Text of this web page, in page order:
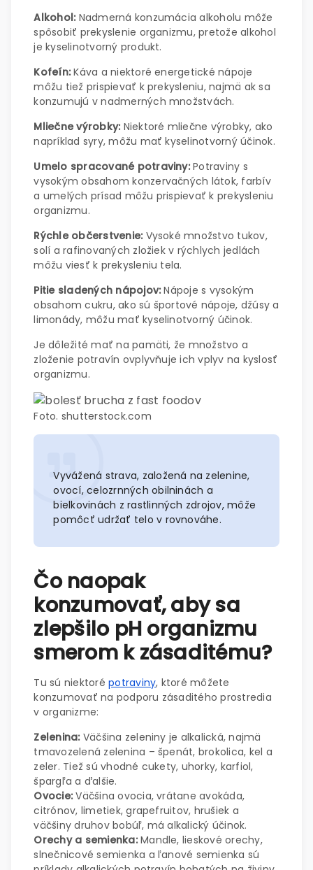
Alkohol: Nadmerná konzumácia alkoholu môže
spôsobiť prekyslenie organizmu, pretože alkohol
je kyselinotvorný produkt.
Kofeín: Káva a niektoré energetické nápoje
môžu tiež prispievať k prekysleniu, najmä ak sa
konzumujú v nadmerných množstvách.
Mliečne výrobky: Niektoré mliečne výrobky, ako
napríklad syry, môžu mať kyselinotvorný účinok.
Umelo spracované potraviny:Potraviny s
vysokým obsahom konzervačných látok, farbív
a umelých prísad môžu prispievať k prekysleniu
organizmu.
Rýchle občerstvenie: Vysoké množstvo tukov,
solí a rafinovaných zložiek v rýchlych jedlách
môžu viesť k prekysleniu tela.
Pitie sladených nápojov: Nápoje s vysokým
obsahom cukru, ako sú športové nápoje, džúsy a
limonády, môžu mať kyselinotvorný účinok.
Je dôležité mať na pamäti, že množstvo a
zloženie potravín ovplyvňuje ich vplyv na kyslosť
organizmu.
Foto. shutterstock.com
Vyvážená strava, založená na zelenine,
ovocí, celozrnných obilninách a
bielkovinách z rastlinných zdrojov, môže
pomôcť udržať telo v rovnováhe.
Čo naopak
konzumovať, aby sa
zlepšilo pH organizmu
smerom k zásaditému?
Tu sú niektorépotraviny, ktoré môžete
konzumovať na podporu zásaditého prostredia
v organizme:
Zelenina: Väčšina zeleniny je alkalická, najmä
tmavozelená zelenina – špenát, brokolica, kel a
zeler. Tiež sú vhodné cukety, uhorky, karfiol,
špargľa a ďalšie.
Ovocie: Väčšina ovocia, vrátane avokáda,
citrónov, limetiek, grapefruitov, hrušiek a
väčšiny druhov bobúľ, má alkalický účinok.
Orechy a semienka:Mandle, lieskové orechy,
slnečnicové semienka a ľanové semienka sú